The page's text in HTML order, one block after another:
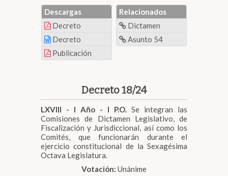
Descargas
Decreto
Decreto
Publicación
Relacionados
Dictamen
Asunto 54
Decreto 18/24
LXVIII - I Año - I P.O. Se integran las
Comisiones de Dictamen Legislativo, de
Fiscalización y Jurisdiccional, así como los
Comités, que funcionarán durante el
ejercicio constitucional de la Sexagésima
Octava Legislatura.
Votación: Unánime